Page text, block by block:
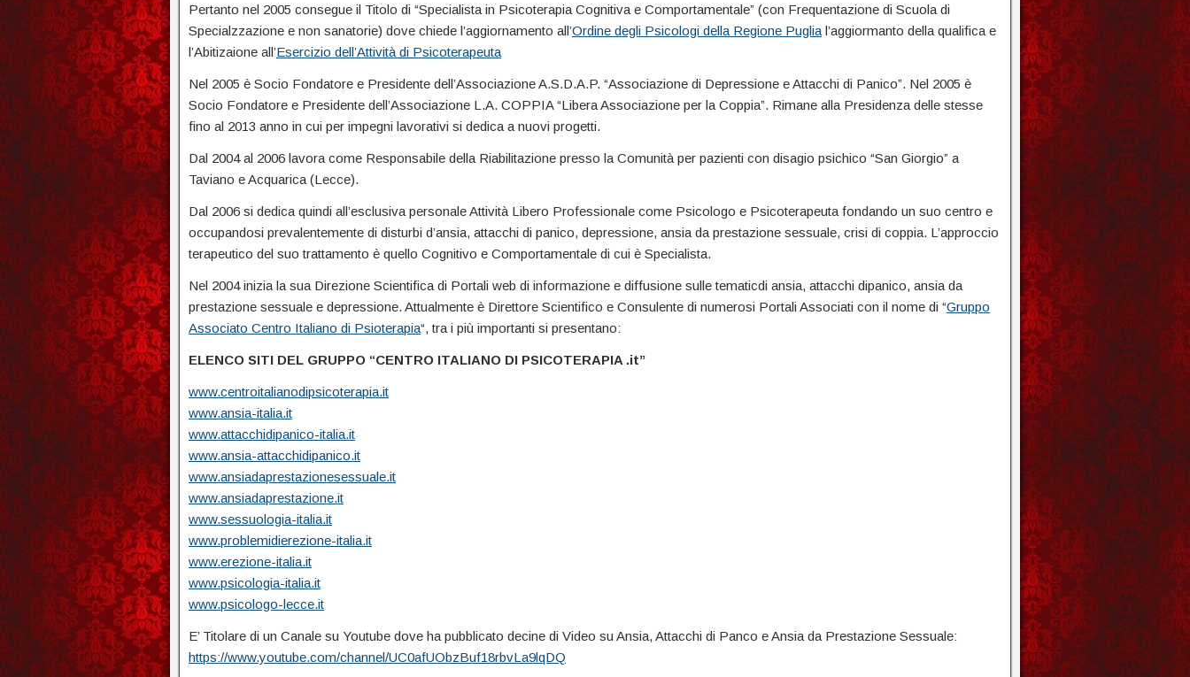
Pertanto nel 2005 consegue il Titolo di “Specialista in Psicoterapia Cognitiva e Comportamentale” (con Frequentazione di Scuola di
Specialzzazione e non sanatorie) dove chiede l’aggiornamento all’Ordine degli Psicologi della Regione Puglia l’aggiormanto della qualifica e
l’Abitizaione all’Esercizio dell’Attività di Psicoterapeuta
Nel 2005 è Socio Fondatore e Presidente dell’Associazione A.S.D.A.P. “Associazione di Depressione e Attacchi di Panico”. Nel 2005 è
Socio Fondatore e Presidente dell’Associazione L.A. COPPIA “Libera Associazione per la Coppia”. Rimane alla Presidenza delle stesse
fino al 2013 anno in cui per impegni lavorativi si dedica a nuovi progetti.
Dal 2004 al 2006 lavora come Responsabile della Riabilitazione presso la Comunità per pazienti con disagio psichico “San Giorgio” a
Taviano e Acquarica (Lecce).
Dal 2006 si dedica quindi all’esclusiva personale Attività Libero Professionale come Psicologo e Psicoterapeuta fondando un suo centro e
occupandosi prevalentemente di disturbi d’ansia, attacchi di panico, depressione, ansia da prestazione sessuale, crisi di coppia. L’approccio
terapeutico del suo trattamento è quello Cognitivo e Comportamentale di cui è Specialista.
Nel 2004 inizia la sua Direzione Scientifica di Portali web di informazione e diffusione sulle tematicdi ansia, attacchi dipanico, ansia da
prestazione sessuale e depressione. Attualmente è Direttore Scientifico e Consulente di numerosi Portali Associati con il nome di “Gruppo
Associato Centro Italiano di Psioterapia“, tra i più importanti si presentano:
ELENCO SITI DEL GRUPPO “CENTRO ITALIANO DI PSICOTERAPIA .it”
www.centroitalianodipsicoterapia.it
www.ansia-italia.it
www.attacchidipanico-italia.it
www.ansia-attacchidipanico.it
www.ansiadaprestazionesessuale.it
www.ansiadaprestazione.it
www.sessuologia-italia.it
www.problemidierezione-italia.it
www.erezione-italia.it
www.psicologia-italia.it
www.psicologo-lecce.it
E’ Titolare di un Canale su Youtube dove ha pubblicato decine di Video su Ansia, Attacchi di Panco e Ansia da Prestazione Sessuale:
https://www.youtube.com/channel/UC0afUObzBuf18rbvLa9lqDQ